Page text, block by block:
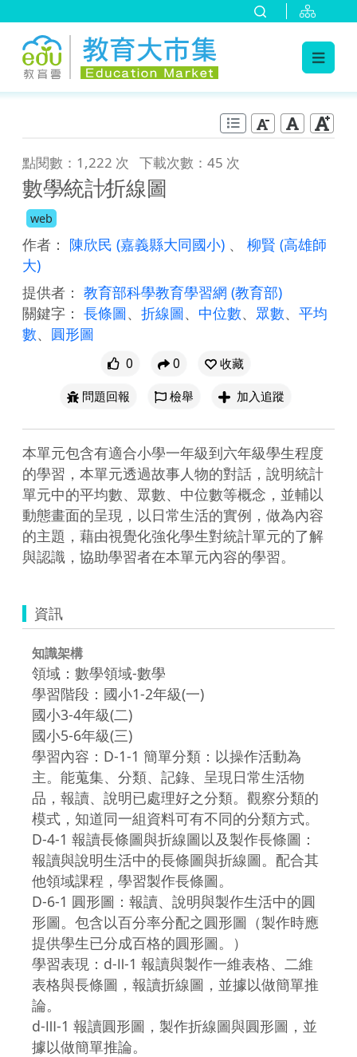
點閱數：1,222 次 下載次數：45 次
數學∕統計∕折線圖
web
作者： 陳欣民 (嘉義縣大同國小) 、 柳賢 (高雄師
大)
提供者： 教育部科學教育學習網 (教育部)
關鍵字： 長條圖、 折線圖、 中位數、 眾數、 平均
數、 圓形圖
0 0
收藏
問題回報
檢舉 加入追蹤
本單元包含有適合小學一年級到六年級學生程度
的學習，本單元透過故事人物的對話，說明統計
單元中的平均數、眾數、中位數等概念，並輔以
動態畫面的呈現，以日常生活的實例，做為內容
的主題，藉由視覺化強化學生對統計單元的了解
與認識，協助學習者在本單元內容的學習。
資訊
知識架構
領域：數學領域-數學
學習階段：國小1-2年級(一)
國小3-4年級(二)
國小5-6年級(三)
學習內容：D-1-1 簡單分類：以操作活動為
主。能蒐集、分類、記錄、呈現日常生活物
品，報讀、說明已處理好之分類。觀察分類的
模式，知道同一組資料可有不同的分類方式。
D-4-1 報讀長條圖與折線圖以及製作長條圖：
報讀與說明生活中的長條圖與折線圖。配合其
他領域課程，學習製作長條圖。
D-6-1 圓形圖：報讀、說明與製作生活中的圓
形圖。包含以百分率分配之圓形圖（製作時應
提供學生已分成百格的圓形圖。）
學習表現：d-Ⅱ-1 報讀與製作一維表格、二維
表格與長條圖，報讀折線圖，並據以做簡單推
論。
d-Ⅲ-1 報讀圓形圖，製作折線圖與圓形圖，並
據以做簡單推論。